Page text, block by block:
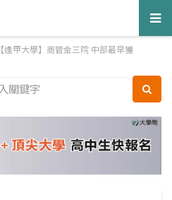
【逢甲大學】商管金三院 中部最早獲